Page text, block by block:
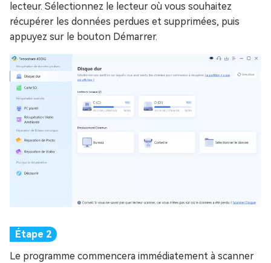
lecteur. Sélectionnez le lecteur où vous souhaitez
récupérer les données perdues et supprimées, puis
appuyez sur le bouton Démarrer.
Le programme commencera immédiatement à scanner